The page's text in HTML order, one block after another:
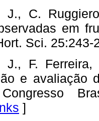
J., C.
em
Hort. Sci.
J., F.
e avaliação
]